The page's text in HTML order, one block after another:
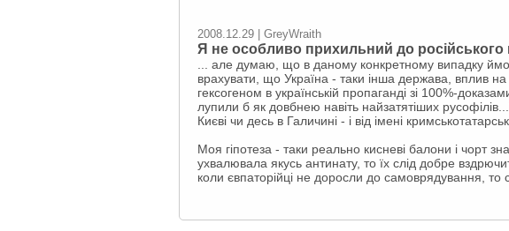
2008.12.29 | GreyWraith
Я не особливо прихильний до російського
... але думаю, що в даному конкретному випадку
врахувати, що Україна - таки інша держава, вплив
гексогеном в українській пропаганді зі 100%-
лупили б як довбнею навіть найзатятіших
Києві чи десь в Галичині - і від імені
Моя гіпотеза - таки реально кисневі балони і чорт
ухвалювала якусь антинату, то їх слід добре
коли євпаторійці не доросли до самоврядування,